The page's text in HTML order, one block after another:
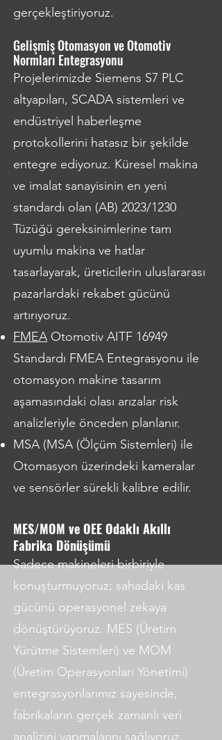
gerçekleştiriyoruz.
Gelişmiş Otomasyon ve Otomotiv
Normları Entegrasyonu
Projelerimizde Siemens S7 PLC
altyapıları, SCADA sistemleri ve
endüstriyel haberleşme
protokollerini hatasız bir şekilde
entegre ediyoruz. Küresel makina
ve imalat sanayisinin en yeni
standardı olan (AB) 2023/1230
Tüzüğü gereksinimlerine tam
uyumlu makina ve hatlar
tasarlayarak, üreticilerin uluslararası
pazarlardaki rekabet gücünü
artırıyoruz.
FMEA Otomotiv AITF 16949
Standardı FMEA Entegrasyonu ile
otomasyon makine tasarım
aşamasındaki olası arızalar risk
analizleriyle önceden planlanır.
MSA (MSA (Ölçüm Sistemleri) ile
Otomasyon üzerindeki kameralar
ve sensörler sürekli kalibre edilir.
MES/MOM ve OEE Odaklı Akıllı
Fabrika Dönüşümü
Sadece makineleri birbiriyle
konuşturmuyoruz; sahadaki kas
gücünü operasyonel zekaya
dönüştürüyoruz. MES (Üretim
Yürütme Sistemleri) ve MOM
(Üretim Operasyonları Yönetimi)
entegrasyonlarımız sayesinde,
fabrikaların gerçek zamanlı veri
analizini yapmalarını sağlıyoruz.